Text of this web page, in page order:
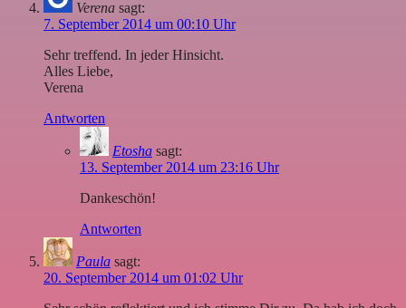
Verena sagt:
7. September 2014 um 00:10 Uhr
Sehr treffend. In jeder Hinsicht.
Alles Liebe,
Verena
Antworten
Etosha sagt:
13. September 2014 um 23:16 Uhr
Dankeschön!
Antworten
Paula sagt:
20. September 2014 um 01:02 Uhr